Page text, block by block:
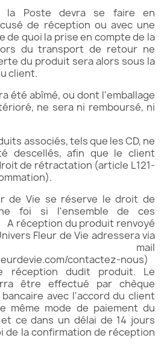
Poste devra se faire en
de réception ou avec une
de quoi la prise en compte de la
du transport de retour ne
du produit sera alors sous la
client.
été abîmé, ou dont l'emballage
ne sera ni remboursé, ni
associés, tels que les CD, ne
descellés, afin que le client
de rétractation (article L121-
de Vie se réserve le droit de
foi si l'ensemble de ces
réception du produit renvoyé
Fleur de Vie adressera via
mail
contactez-nous)
réception dudit produit. Le
être effectué par chèque
avec l'accord du client
même mode de paiement du
ce dans un délai de 14 jours
de la confirmation de réception